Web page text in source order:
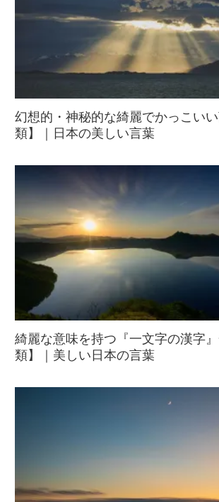
幻想的・神秘的な綺麗でかっこい
類】｜日本の美しい言葉
綺麗な意味を持つ『一文字の漢字
類】｜美しい日本の言葉